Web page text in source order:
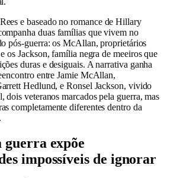
e baseado no romance de Hillary
duas famílias que vivem no
pós-guerra: os McAllan, proprietários
os Jackson, família negra de meeiros que
duras e desiguais. A narrativa ganha
entre Jamie McAllan,
Hedlund, e Ronsel Jackson, vivido
dois veteranos marcados pela guerra, mas
completamente diferentes dentro da
guerra expõe
impossíveis de ignorar